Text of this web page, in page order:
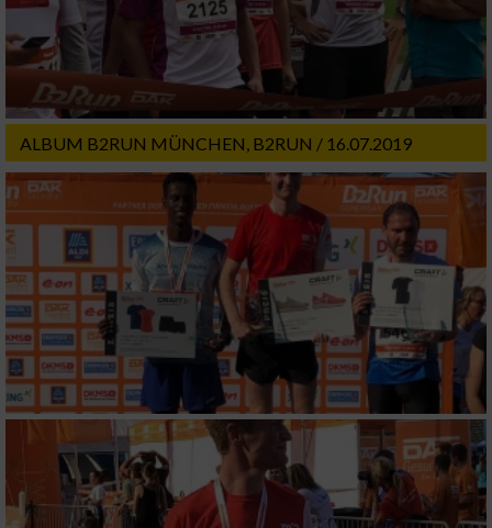
ALBUM B2RUN MÜNCHEN, B2RUN / 16.07.2019
Werbung